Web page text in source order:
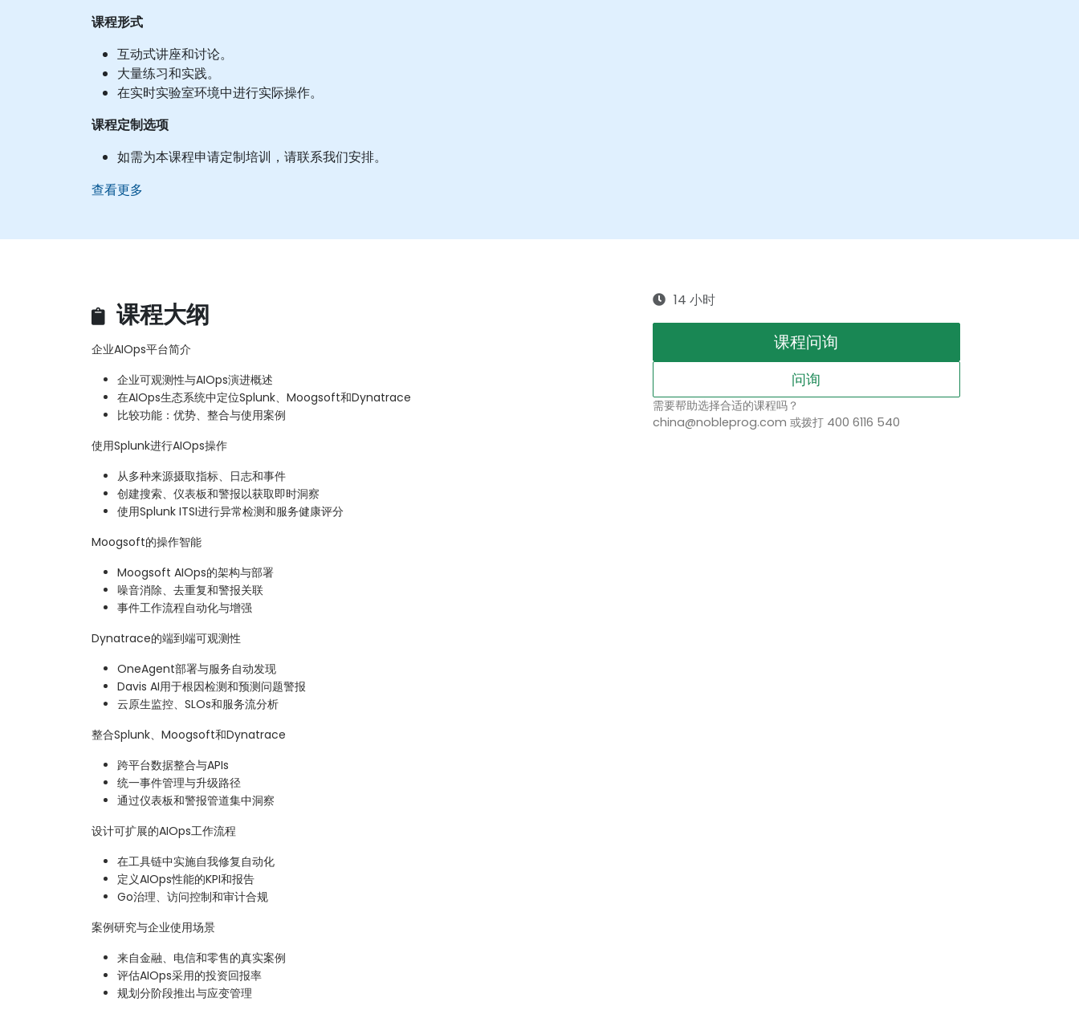
课程形式
互动式讲座和讨论。
大量练习和实践。
在实时实验室环境中进行实际操作。
课程定制选项
如需为本课程申请定制培训，请联系我们安排。
查看更多
课程大纲
企业AIOps平台简介
企业可观测性与AIOps演进概述
在AIOps生态系统中定位Splunk、Moogsoft和Dynatrace
比较功能：优势、整合与使用案例
使用Splunk进行AIOps操作
从多种来源摄取指标、日志和事件
创建搜索、仪表板和警报以获取即时洞察
使用Splunk ITSI进行异常检测和服务健康评分
Moogsoft的操作智能
Moogsoft AIOps的架构与部署
噪音消除、去重复和警报关联
事件工作流程自动化与增强
Dynatrace的端到端可观测性
OneAgent部署与服务自动发现
Davis AI用于根因检测和预测问题警报
云原生监控、SLOs和服务流分析
整合Splunk、Moogsoft和Dynatrace
跨平台数据整合与APIs
统一事件管理与升级路径
通过仪表板和警报管道集中洞察
设计可扩展的AIOps工作流程
在工具链中实施自我修复自动化
定义AIOps性能的KPI和报告
Go治理、访问控制和审计合规
案例研究与企业使用场景
来自金融、电信和零售的真实案例
评估AIOps采用的投资回报率
规划分阶段推出与应变管理
14 小时
课程问询
问询
需要帮助选择合适的课程吗？
china@nobleprog.com 或拨打 400 6116 540